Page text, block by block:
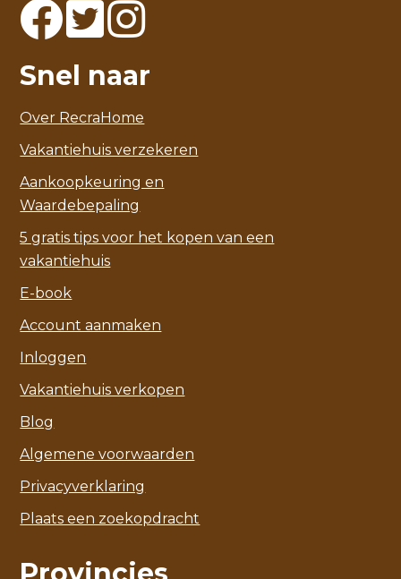
Snel naar
Over RecraHome
Vakantiehuis verzekeren
Aankoopkeuring en
Waardebepaling
5 gratis tips voor het kopen van een
vakantiehuis
E-book
Account aanmaken
Inloggen
Vakantiehuis verkopen
Blog
Algemene voorwaarden
Privacyverklaring
Plaats een zoekopdracht